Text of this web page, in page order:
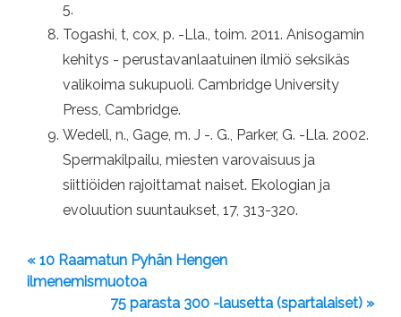
5.
Togashi, t, cox, p. -Lla., toim. 2011. Anisogamin
kehitys - perustavanlaatuinen ilmiö seksikäs
valikoima sukupuoli. Cambridge University
Press, Cambridge.
Wedell, n., Gage, m. J -. G., Parker, G. -Lla. 2002.
Spermakilpailu, miesten varovaisuus ja
siittiöiden rajoittamat naiset. Ekologian ja
evoluution suuntaukset, 17, 313-320.
« 10 Raamatun Pyhän Hengen
ilmenemismuotoa
75 parasta 300 -lausetta (spartalaiset) »